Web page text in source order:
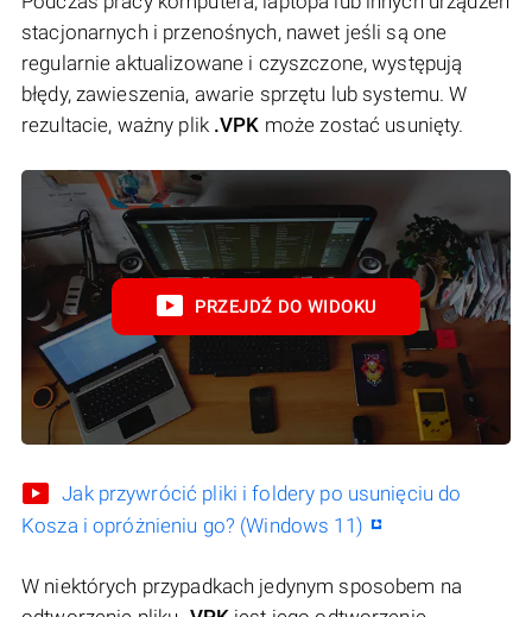
stacjonarnych i przenośnych, nawet jeśli są one
regularnie aktualizowane i czyszczone, występują
błędy, zawieszenia, awarie sprzętu lub systemu. W
rezultacie, ważny plik .VPK może zostać usunięty.
PRZEJDŹ DO WIDOKU
Jak przywrócić pliki i foldery po usunięciu do
Kosza i opróżnieniu go? (Windows 11)
W niektórych przypadkach jedynym sposobem na